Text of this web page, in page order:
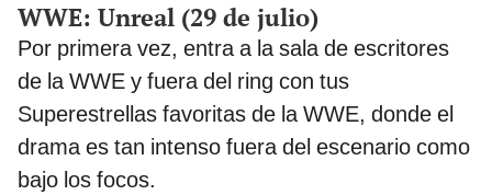
WWE: Unreal (29 de julio)
Por primera vez, entra a la sala de escritores
de la WWE y fuera del ring con tus
Superestrellas favoritas de la WWE, donde el
drama es tan intenso fuera del escenario como
bajo los focos.